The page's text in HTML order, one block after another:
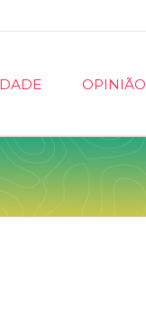
OPINIÃO